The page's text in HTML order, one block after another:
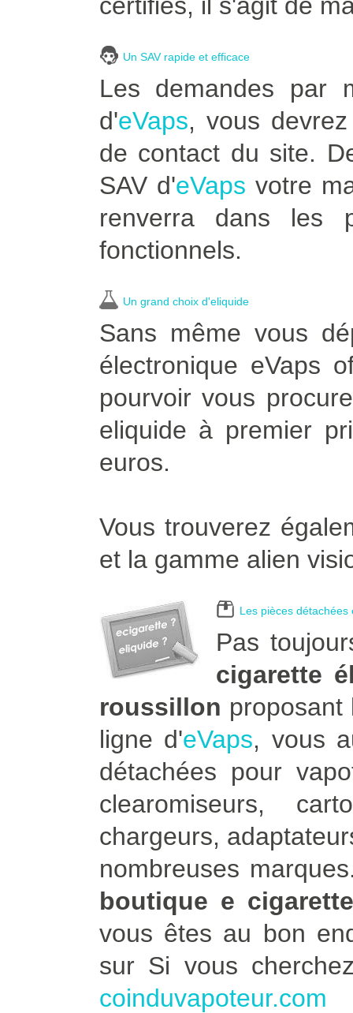
Un SAV rapide et efficace
Les demandes par
d'eVaps, vous
de contact du site.
SAV d'eVaps votre
renverra dans les
fonctionnels.
Un grand choix d'eliquide
Sans même vous
électronique eVaps
pourvoir vous
eliquide à premier
euros.
Vous trouverez
et la gamme alien
Les pièces détachées
Pas
cigarette
roussillon
ligne d'eVaps, vous
détachées pour
clearomiseurs,
chargeurs,
nombreuses
boutique e
vous êtes au bon
sur Si vous
coinduvapoteur.com